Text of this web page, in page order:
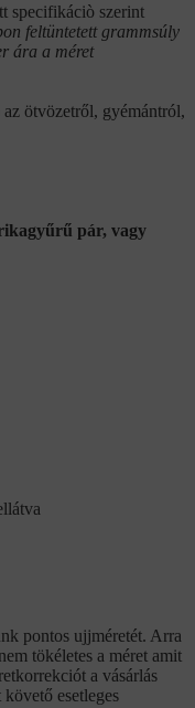
specifikáciò szerint
feltüntetett grammsúly
ára a méret
ötvözetről, gyémántról,
pár, vagy
pontos ujjméretét. Arra
tökéletes a méret amit
a vásárlás
esetleges